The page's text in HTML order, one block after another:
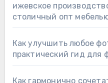
ижевское
столичный опт
Как улучшить любое
практический гид для
Как гармонично